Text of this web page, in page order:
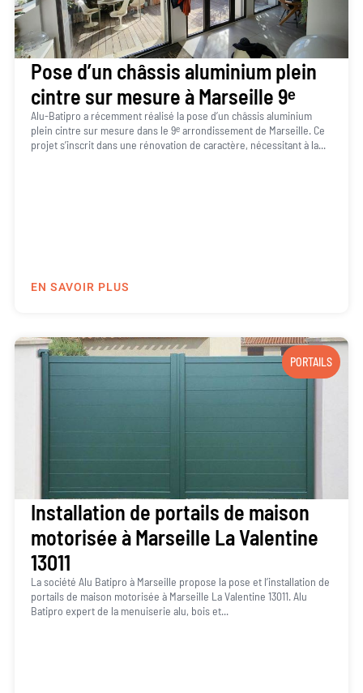
Pose d’un châssis aluminium plein
cintre sur mesure à Marseille 9ᵉ
Alu-Batipro a récemment réalisé la pose d’un châssis aluminium
plein cintre sur mesure dans le 9ᵉ arrondissement de Marseille. Ce
projet s’inscrit dans une rénovation de caractère, nécessitant à la...
EN SAVOIR PLUS
PORTAILS
Installation de portails de maison
motorisée à Marseille La Valentine
13011
La société Alu Batipro à Marseille propose la pose et l’installation de
portails de maison motorisée à Marseille La Valentine 13011. Alu
Batipro expert de la menuiserie alu, bois et...